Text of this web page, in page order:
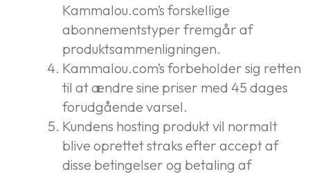
Kammalou.com’s forskellige
abonnementstyper fremgår af
produktsammenligningen.
Kammalou.com’s forbeholder sig retten
til at ændre sine priser med 45 dages
forudgående varsel.
Kundens hosting produkt vil normalt
blive oprettet straks efter accept af
disse betingelser og betaling af